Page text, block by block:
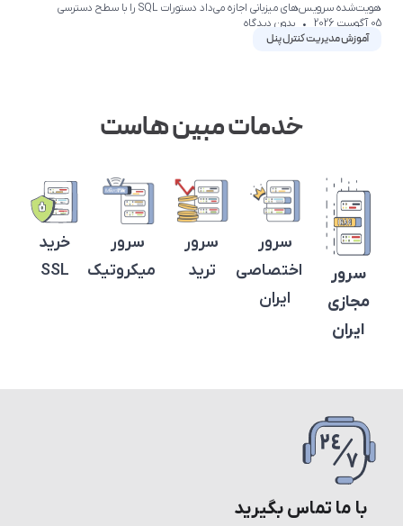
آموزش مدیریت کنترل پنل
هویت‌شده سرویس‌های میزبانی اجازه می‌داد دستورات SQL را با سطح دسترسی
05 آگوست 2026
بدون دیدگاه
خدمات مبین هاست
سرور
مجازی
ایران
سرور
اختصاصی
ایران
سرور
ترید
سرور
میکروتیک
خرید
SSL
با ما تماس بگیرید